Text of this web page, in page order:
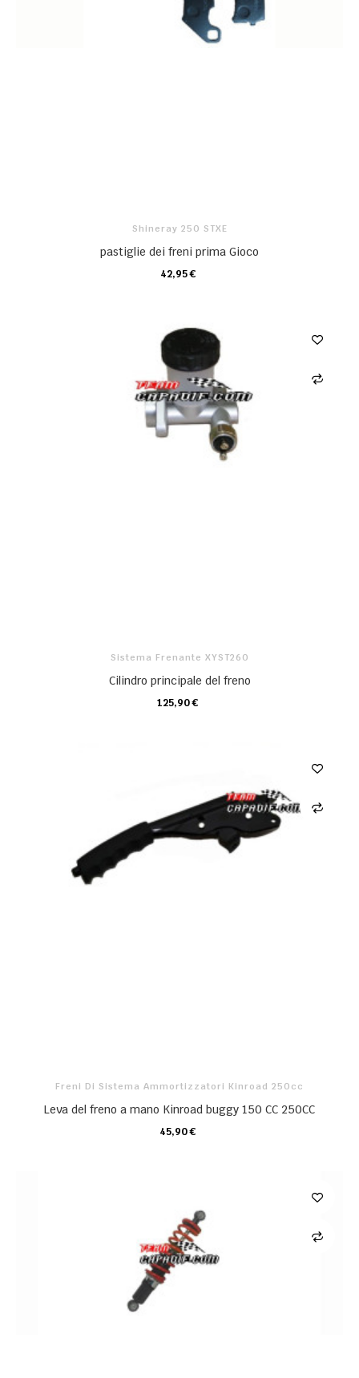
Shineray 250 STXE
pastiglie dei freni prima Gioco
42,95 €
CARRELLO
Sistema Frenante XYST260
Cilindro principale del freno
125,90 €
CARRELLO
Freni Di Sistema Ammortizzatori Kinroad 250cc
Leva del freno a mano Kinroad buggy 150 CC 250CC
45,90 €
CARRELLO